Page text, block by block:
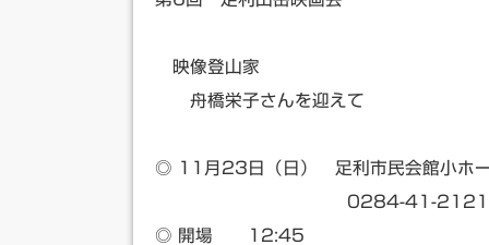
映像登山家
舟橋栄子さんを迎えて
◎ 11月23日（日） 足利市民会館小ホ
0284-41-2121
◎ 開場 12:45